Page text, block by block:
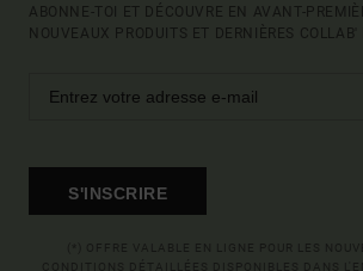
ABONNE-TOI ET DÉCOUVRE EN AVANT-
NOUVEAUX PRODUITS ET DERNIÈRES COLLAB'
S'INSCRIRE